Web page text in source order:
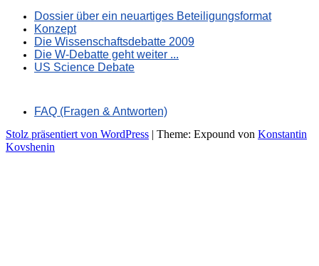
Dossier über ein neuartiges Beteiligungsformat
Konzept
Die Wissenschaftsdebatte 2009
Die W-Debatte geht weiter ...
US Science Debate
FAQ (Fragen & Antworten)
Stolz präsentiert von WordPress | Theme: Expound von Konstantin
Kovshenin